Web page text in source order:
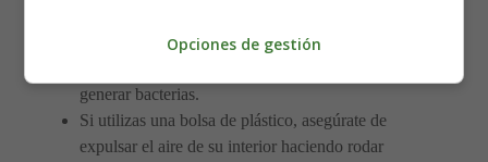
Ten cuidado de no mezclar leche recién extraída con
generar bacterias.
Si utilizas una bolsa de plástico, asegúrate de
expulsar el aire de su interior haciendo rodar
Opciones de gestión